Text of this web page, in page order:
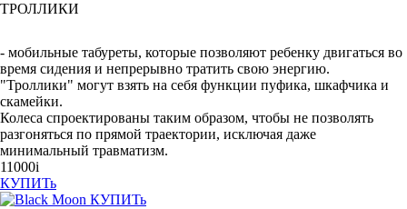
ТРОЛЛИКИ
- мобильные табуреты, которые позволяют ребенку двигаться во
время сидения и непрерывно тратить свою энергию.
"Троллики" могут взять на себя функции пуфика, шкафчика и
скамейки.
Колеса спроектированы таким образом, чтобы не позволять
разгоняться по прямой траектории, исключая даже
минимальный травматизм.
11000i
КУПИТь
КУПИТь